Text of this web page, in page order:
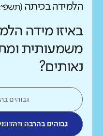
הלמידה בכיתה
באיזו מידה
משמעותית
נאותים?
גבוהים
גבוהים בהרבהגבוהים